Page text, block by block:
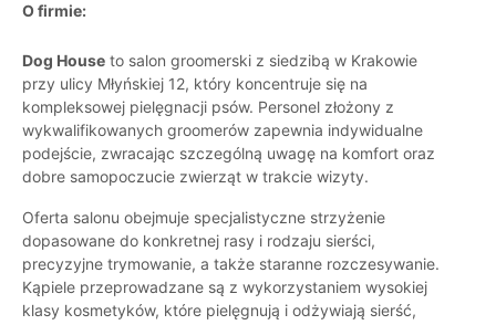
O firmie:
Dog House to salon groomerski z siedzibą w Krakowie
przy ulicy Młyńskiej 12, który koncentruje się na
kompleksowej pielęgnacji psów. Personel złożony z
wykwalifikowanych groomerów zapewnia indywidualne
podejście, zwracając szczególną uwagę na komfort oraz
dobre samopoczucie zwierząt w trakcie wizyty.
Oferta salonu obejmuje specjalistyczne strzyżenie
dopasowane do konkretnej rasy i rodzaju sierści,
precyzyjne trymowanie, a także staranne rozczesywanie.
Kąpiele przeprowadzane są z wykorzystaniem wysokiej
klasy kosmetyków, które pielęgnują i odżywiają sierść,